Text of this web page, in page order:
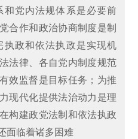
党内法规体系是必要前
合作和政治协商制度是制
执政和依法执政是实现机
法律、各自党内制度规范
效监督是目标任务；为推
现代化提供法治动力是理
构建政党法制和依法执政
面临着诸多困难